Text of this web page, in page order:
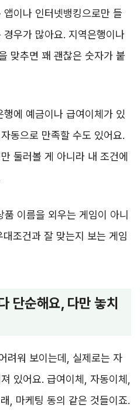
이나 인터넷뱅킹으로만 들
우가 많아요. 지역은행이나
맞추면 꽤 괜찮은 숫자가 붙
에 예금이나 급여이체가 있
동으로 만족할 수도 있어요.
둘러볼 게 아니라 내 조건에
이름을 외우는 게임이 아니
조건과 잘 맞는지 보는 게임
단순해요, 다만 놓치
려워 보이는데, 실제로는 자
있어요. 급여이체, 자동이체,
, 마케팅 동의 같은 것들이죠.